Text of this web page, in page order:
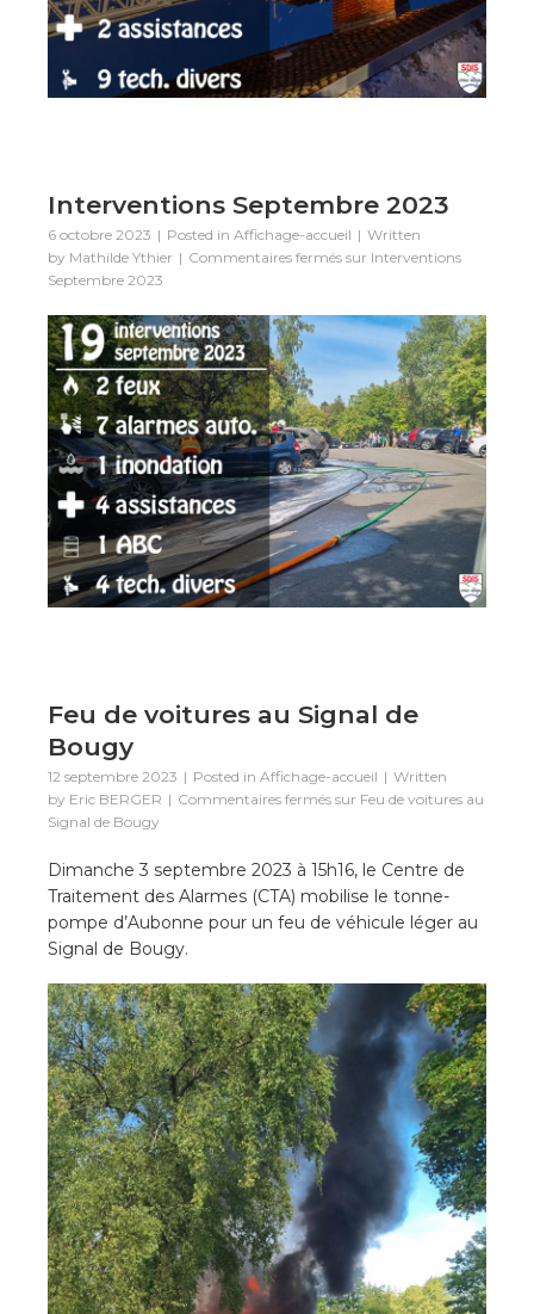
Interventions Septembre 2023
6 octobre 2023 Posted in Affichage-accueil
Written
by Mathilde Ythier Commentaires fermés sur Interventions
Septembre 2023
Feu de voitures au Signal de
Bougy
12 septembre 2023 Posted in Affichage-accueil
Written
by Eric BERGER Commentaires fermés sur Feu de voitures au
Signal de Bougy
Dimanche 3 septembre 2023 à 15h16, le Centre de
Traitement des Alarmes (CTA) mobilise le tonne-
pompe d’Aubonne pour un feu de véhicule léger au
Signal de Bougy.